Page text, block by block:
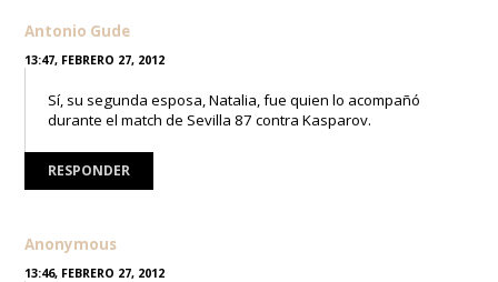
Antonio Gude
13:47, FEBRERO 27, 2012
Sí, su segunda esposa, Natalia, fue quien lo acompañó
durante el match de Sevilla 87 contra Kasparov.
RESPONDER
Anonymous
13:46, FEBRERO 27, 2012